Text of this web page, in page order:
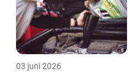
03 juni 2026